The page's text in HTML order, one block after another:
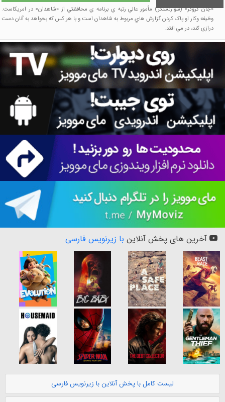
«جان کروگر» (شوارتسنگر) مأمور عالي رتبه ي برنامه ي محافظتي از «شاهدان» در امريکاست.
وظيفه وکار او پاک کردن گزارش هاي مربوط به شاهدان است و با هر کس که بخواهد به آنان دست
درازي کند، در مي افتد.
آخرین های پخش آنلاین با زیرنویس فارسی
لیست کامل با پخش آنلاین با زیرنویس فارسی